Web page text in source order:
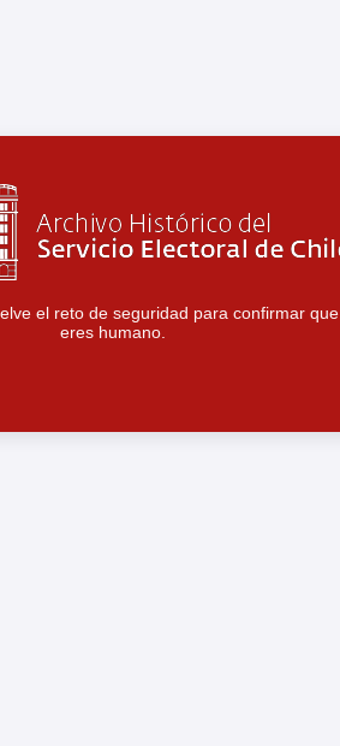
el reto de seguridad para confirmar que
eres humano.